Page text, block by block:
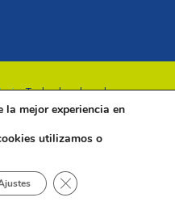
. Todos los derechos
mejor experiencia en
utilizamos o
Cerrar el banner de